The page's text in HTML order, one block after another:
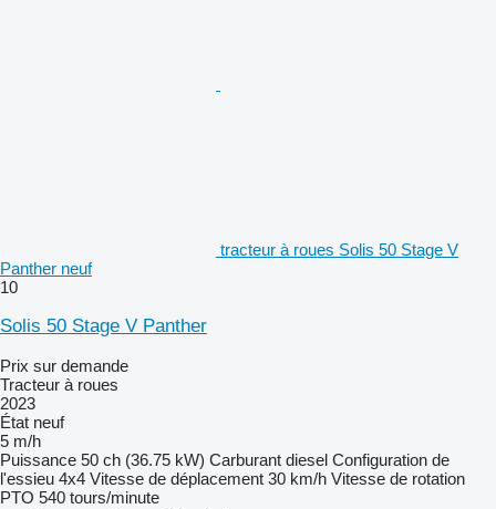
tracteur à roues Solis 50 Stage V
Panther neuf
10
Solis 50 Stage V Panther
Prix sur demande
Tracteur à roues
2023
État neuf
5 m/h
Puissance 50 ch (36.75 kW) Carburant diesel Configuration de
l'essieu 4x4 Vitesse de déplacement 30 km/h Vitesse de rotation
PTO 540 tours/minute